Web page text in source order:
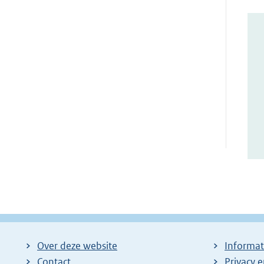
Over deze website